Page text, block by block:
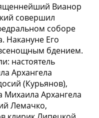
Вианор
совершил
соборе
Накануне Его
бдением.
настоятель
Архангела
(Курьянов),
Михаила Архангела
Лемачко,